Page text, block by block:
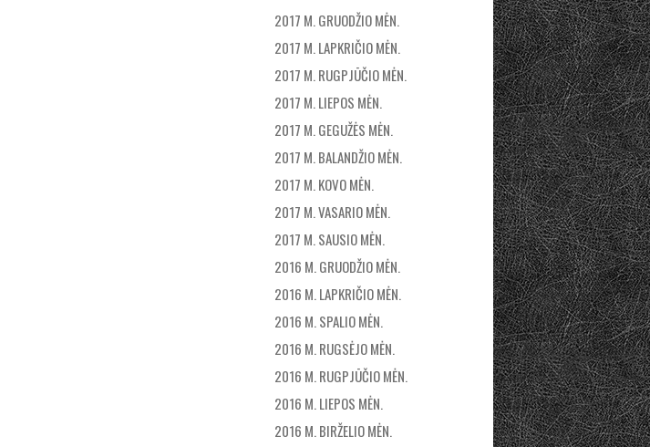
2017 M. GRUODŽIO MĖN.
2017 M. LAPKRIČIO MĖN.
2017 M. RUGPJŪČIO MĖN.
2017 M. LIEPOS MĖN.
2017 M. GEGUŽĖS MĖN.
2017 M. BALANDŽIO MĖN.
2017 M. KOVO MĖN.
2017 M. VASARIO MĖN.
2017 M. SAUSIO MĖN.
2016 M. GRUODŽIO MĖN.
2016 M. LAPKRIČIO MĖN.
2016 M. SPALIO MĖN.
2016 M. RUGSĖJO MĖN.
2016 M. RUGPJŪČIO MĖN.
2016 M. LIEPOS MĖN.
2016 M. BIRŽELIO MĖN.